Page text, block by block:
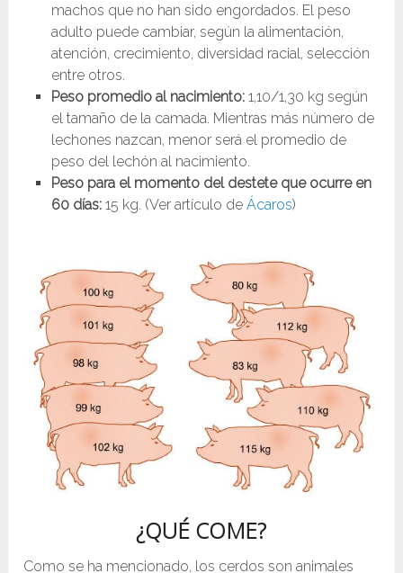
machos que no han sido engordados. El peso
adulto puede cambiar, según la alimentación,
atención, crecimiento, diversidad racial, selección
entre otros.
Peso promedio al nacimiento:1,10/1,30 kg según
el tamaño de la camada. Mientras más número de
lechones nazcan, menor será el promedio de
peso del lechón al nacimiento.
Peso para el momento del destete que ocurre en
60 días:15 kg. (Ver artículo de Ácaros)
¿QUÉ COME?
Como se ha mencionado, los cerdos son animales